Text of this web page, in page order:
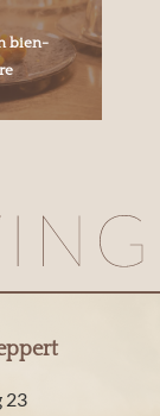
bien-
23